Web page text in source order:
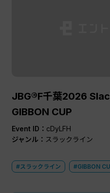
JBG®F千葉2026
GIBBON CUP
Event ID： cDyLFH
ジャンル： スラックライン
#スラックライン #GIBBON